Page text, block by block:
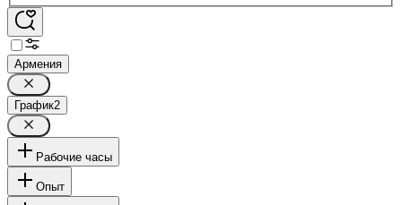
Армения
График2
Рабочие часы
Опыт